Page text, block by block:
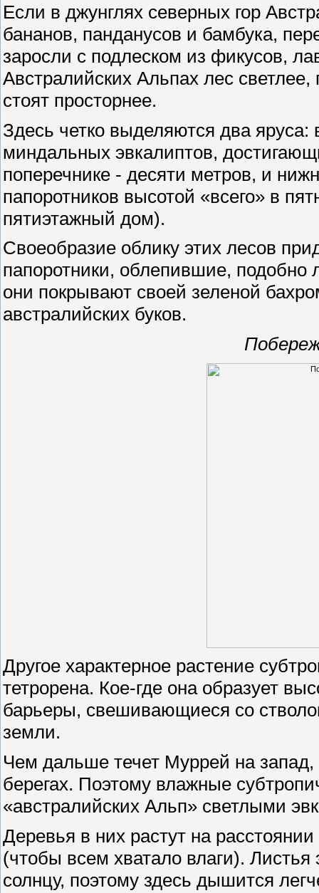
Если в джунглях северных гор
бананов, панданусов и бамбука,
заросли с подлеском из фикусов,
Австралийских Альпах лес
стоят просторнее.
Здесь четко выделяются два
миндальных эвкалиптов,
поперечнике - десяти метров, и
папоротников высотой «всего» в
пятиэтажный дом).
Своеобразие облику этих лесов
папоротники, облепившие, подобно
они покрывают своей зеленой
австралийских буков.
Другое характерное растение
тетрорена. Кое-где она образует
барьеры, свешивающиеся со
земли.
Чем дальше течет Муррей на
берегах. Поэтому влажные
«австралийских Альп» светлыми
Деревья в них растут на
(чтобы всем хватало влаги).
солнцу, поэтому здесь дышится